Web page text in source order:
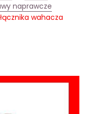
naprawcze
wahacza